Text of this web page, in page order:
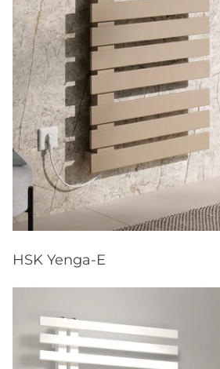
HSK Yenga-E